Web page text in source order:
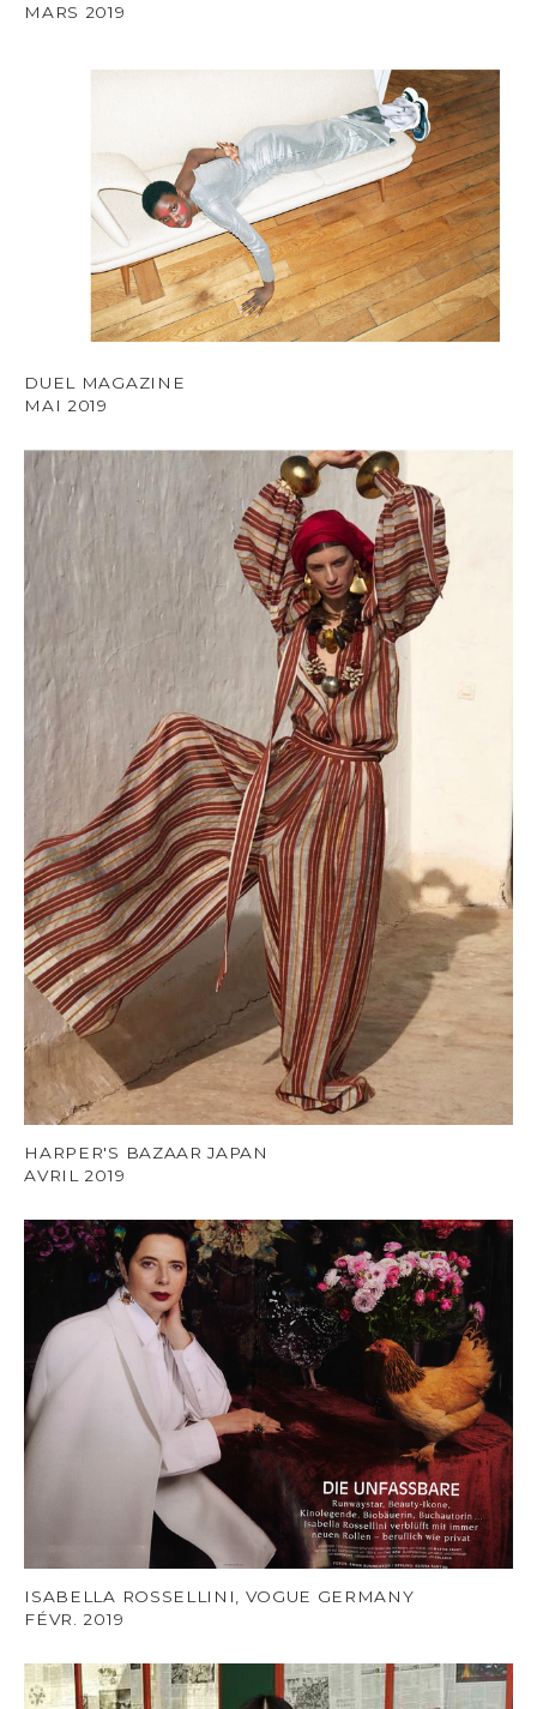
MARS 2019
DUEL MAGAZINE
MAI 2019
HARPER'S BAZAAR JAPAN
AVRIL 2019
ISABELLA ROSSELLINI, VOGUE GERMANY
FÉVR. 2019